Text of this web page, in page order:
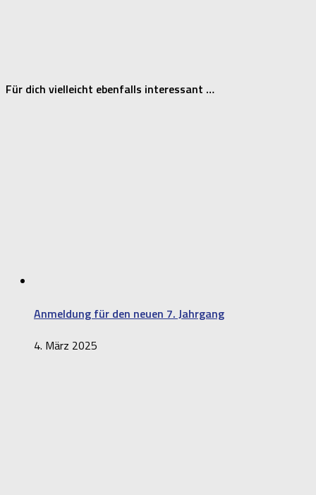
Für dich vielleicht ebenfalls interessant …
Anmeldung für den neuen 7. Jahrgang
4. März 2025